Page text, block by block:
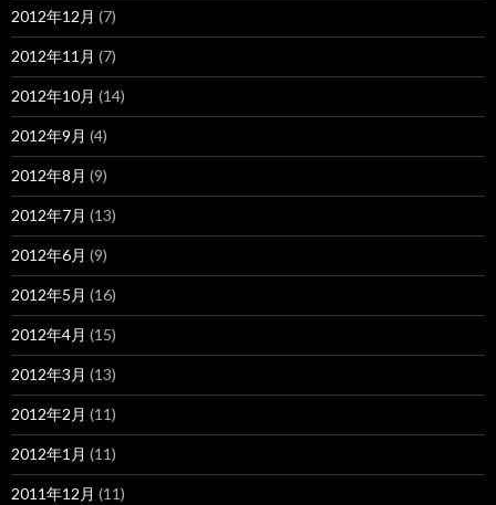
2012年12月 (7)
2012年11月 (7)
2012年10月 (14)
2012年9月 (4)
2012年8月 (9)
2012年7月 (13)
2012年6月 (9)
2012年5月 (16)
2012年4月 (15)
2012年3月 (13)
2012年2月 (11)
2012年1月 (11)
2011年12月 (11)